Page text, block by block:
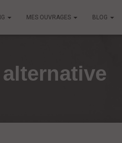
MES OUVRAGES BLOG